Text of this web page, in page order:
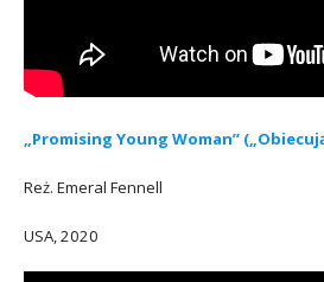
„Promising Young Woman”
Reż. Emeral Fennell
USA, 2020